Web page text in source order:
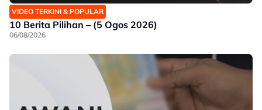
VIDEO TERKINI & POPULAR
10 Berita Pilihan – (5 Ogos 2026)
06/08/2026